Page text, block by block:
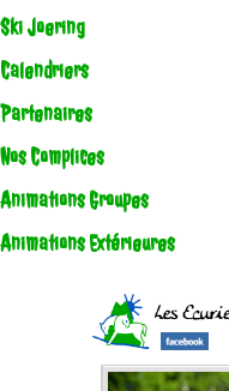
Ski Joering
Calendriers
Partenaires
Nos Complices
Animations Groupes
Animations Extérieures